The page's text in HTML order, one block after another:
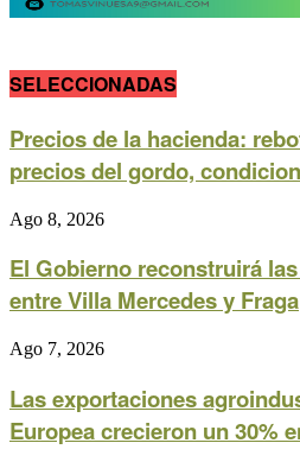
SELECCIONADAS
Precios de la hacienda:
precios del gordo,
Ago 8, 2026
El Gobierno reconstruirá
entre Villa Mercedes y Fraga
Ago 7, 2026
Las exportaciones
Europea crecieron un 30%